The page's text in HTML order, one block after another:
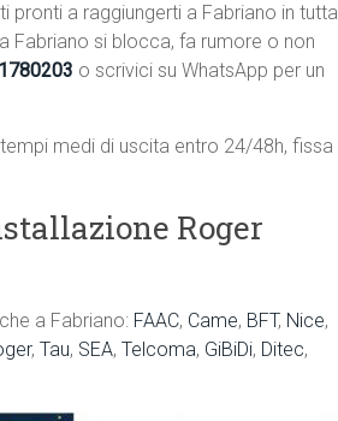
pronti a raggiungerti a Fabriano in tutta
Fabriano si blocca, fa rumore o non
o scrivici su WhatsApp per un
medi di uscita entro 24/48h, fissa
Roger
a Fabriano: FAAC, Came, BFT, Nice,
, Tau, SEA, Telcoma, GiBiDi, Ditec,